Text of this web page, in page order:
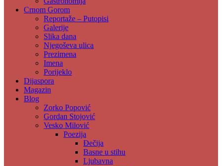
Crnom Gorom
Reportaže – Putopisi
Galerije
Slika dana
Njegoševa ulica
Prezimena
Imena
Porijeklo
Dijaspora
Magazin
Blog
Zorko Popović
Gordan Stojović
Vesko Milović
Poezija
Đečija
Basne u stihu
Ljubavna